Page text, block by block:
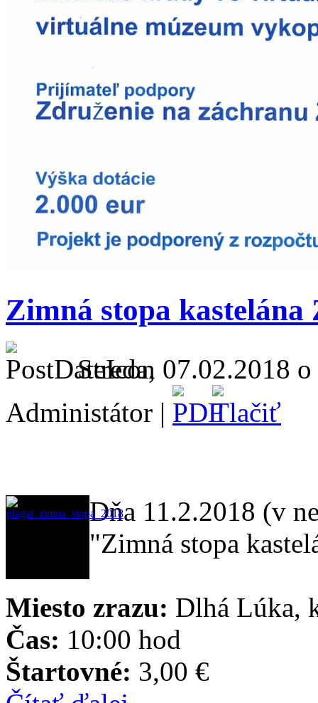
Zimná stopa
Streda, 07.02.2018
Administátor |
Dňa 11.2.2018 (v
"Zimná stopa
Miesto zrazu: Dlhá Lúka,
Čas: 10:00 hod
Štartovné: 3,00 €